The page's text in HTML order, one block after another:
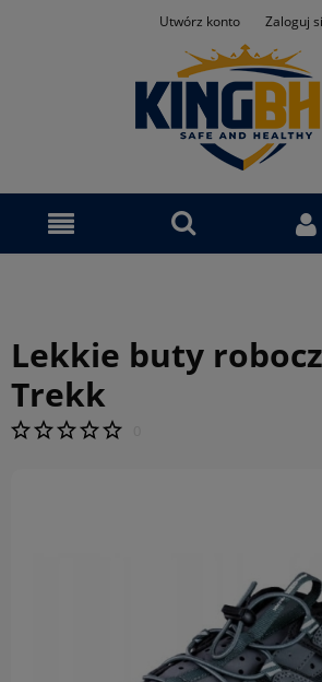
Utwórz konto Zaloguj
Lekkie buty
Trekk